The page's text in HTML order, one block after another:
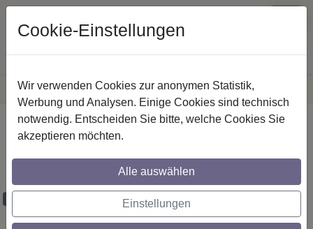
VersandkostenfreieLieferung innerhalb Deutschlands
Sichere Zahlung
Startseite Plissee - Faltstores Plisseestoffe
Dimout abdunkelnd PG 3
Cookie-Einstellungen
Wir verwenden Cookies zur anonymen Statistik,
Werbung und Analysen. Einige Cookies sind technisch
notwendig. Entscheiden Sie bitte, welche Cookies Sie
akzeptieren möchten.
Alle auswählen
Einstellungen